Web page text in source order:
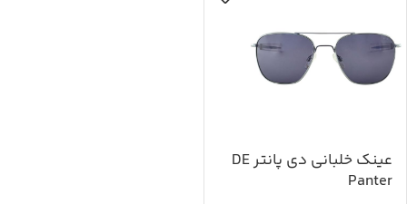
عینک خلبانی دی پانتر DE
Panter